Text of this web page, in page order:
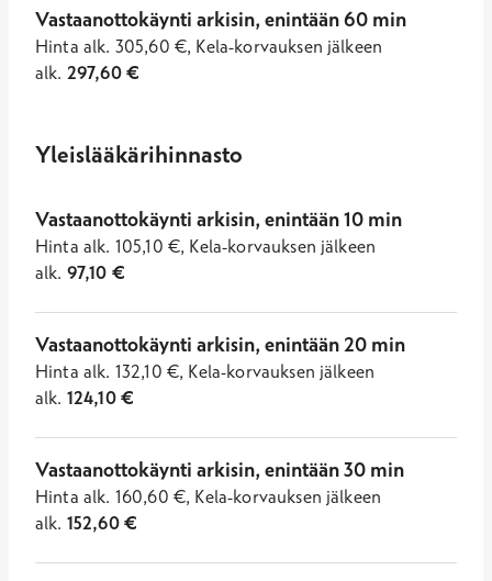
Vastaanottokäynti arkisin, enintään 60 min
Hinta alk. 305,60 €, Kela-korvauksen jälkeen
alk. 297,60€
Yleislääkärihinnasto
Vastaanottokäynti arkisin, enintään 10 min
Hinta alk. 105,10 €, Kela-korvauksen jälkeen
alk. 97,10 €
Vastaanottokäynti arkisin, enintään 20 min
Hinta alk. 132,10 €, Kela-korvauksen jälkeen
alk. 124,10€
Vastaanottokäynti arkisin, enintään 30 min
Hinta alk. 160,60 €, Kela-korvauksen jälkeen
alk. 152,60€